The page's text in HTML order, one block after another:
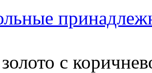
с